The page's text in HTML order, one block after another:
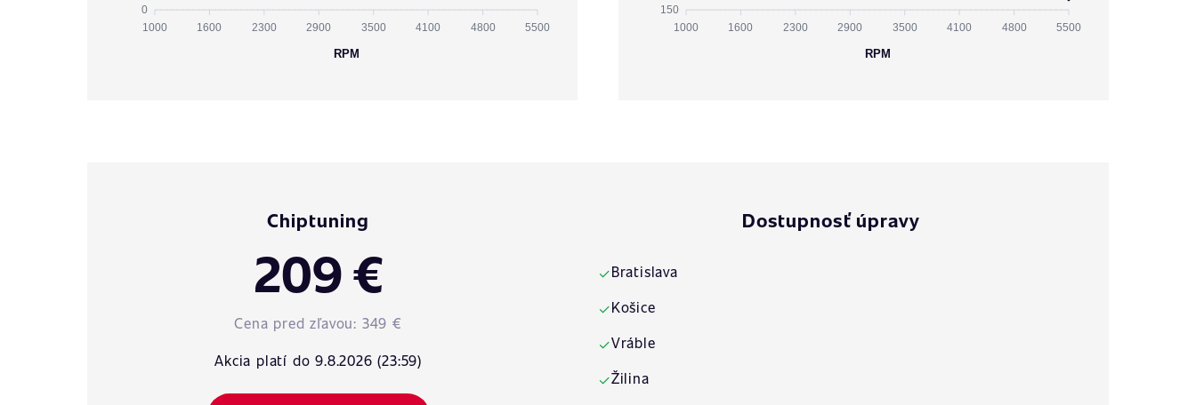
0
1000 1600 2300 2900 3500 4100 4800 5500
RPM
150
1000 1600 2300 2900 3500 4100 4800 5500
RPM
Chiptuning
209 €
Cena pred zľavou: 349 €
Akcia platí do 9.8.2026 (23:59)
Dostupnosť úpravy
✓Bratislava
✓Košice
✓Vráble
✓Žilina